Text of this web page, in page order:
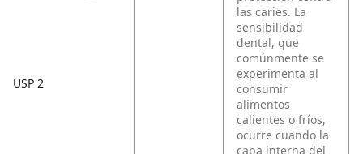
USP 2
las caries. La
sensibilidad
dental, que
comúnmente se
experimenta al
consumir
alimentos
calientes o fríos,
ocurre cuando la
capa interna del